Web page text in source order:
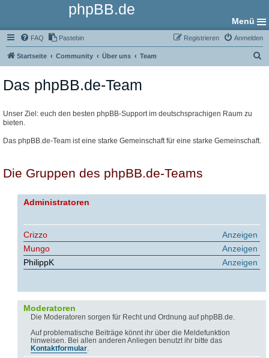
phpBB.de
Menü
FAQ Pastebin Anmelden
Registrieren
Startseite Community Über uns Team
Das phpBB.de-Team
Unser Ziel: euch den besten phpBB-Support im deutschsprachigen Raum zu
bieten.
Das phpBB.de-Team ist eine starke Gemeinschaft für eine starke Gemeinschaft.
Die Gruppen des phpBB.de-Teams
Administratoren
Anzeigen
Crizzo
Anzeigen
Mungo
Anzeigen
PhilippK
Moderatoren
Die Moderatoren sorgen für Recht und Ordnung auf phpBB.de.
Auf problematische Beiträge könnt ihr über die Meldefunktion
hinweisen. Bei allen anderen Anliegen benutzt ihr bitte das
Kontaktformular.